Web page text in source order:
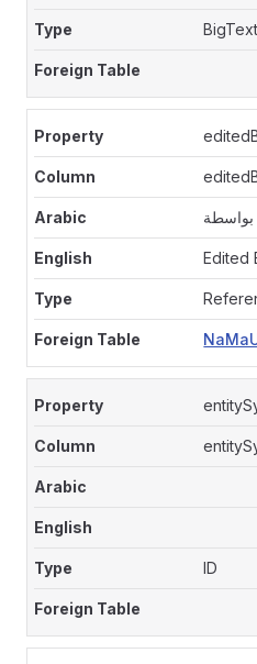
BigText
بواسطة
Edited
ID